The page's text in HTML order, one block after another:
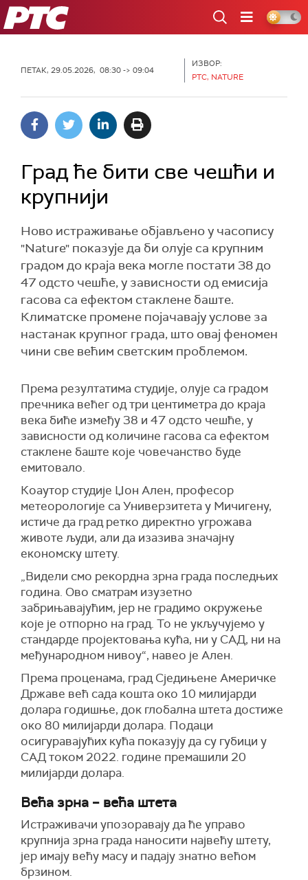
РТС
ПЕТАК, 29.05.2026, 08:30 -> 09:04
ИЗВОР:
РТС, NATURE
Град ће бити све чешћи и
крупнији
Ново истраживање објављено у часопису
"Nature" показује да би олује са крупним
градом до краја века могле постати 38 до
47 одсто чешће, у зависности од емисија
гасова са ефектом стаклене баште.
Климатске промене појачавају услове за
настанак крупног града, што овај феномен
чини све већим светским проблемом.
Према резултатима студије, олује са градом
пречника већег од три центиметра до краја
века биће између 38 и 47 одсто чешће, у
зависности од количине гасова са ефектом
стаклене баште које човечанство буде
емитовало.
Коаутор студије Џон Ален, професор
метеорологије са Универзитета у Мичигену,
истиче да град ретко директно угрожава
животе људи, али да изазива значајну
економску штету.
„Видели смо рекордна зрна града последњих
година. Ово сматрам изузетно
забрињавајућим, јер не градимо окружење
које је отпорно на град. То не укључујемо у
стандарде пројектовања кућа, ни у САД, ни на
међународном нивоу“, навео је Ален.
Према проценама, град Сједињене Америчке
Државе већ сада кошта око 10 милијарди
долара годишње, док глобална штета достиже
око 80 милијарди долара. Подаци
осигуравајућих кућа показују да су губици у
САД током 2022. године премашили 20
милијарди долара.
Већа зрна – већа штета
Истраживачи упозоравају да ће управо
крупнија зрна града наносити највећу штету,
јер имају већу масу и падају знатно већом
брзином.